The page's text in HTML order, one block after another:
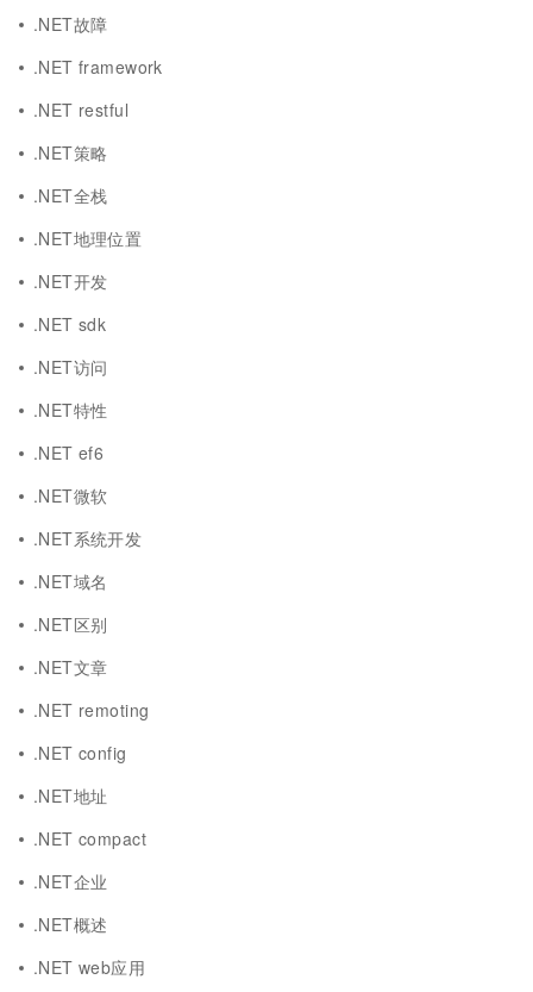
.NET故障
.NET framework
.NET restful
.NET策略
.NET全栈
.NET地理位置
.NET开发
.NET sdk
.NET访问
.NET特性
.NET ef6
.NET微软
.NET系统开发
.NET域名
.NET区别
.NET文章
.NET remoting
.NET config
.NET地址
.NET compact
.NET企业
.NET概述
.NET web应用